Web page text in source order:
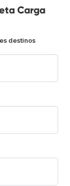
Carga
destinos